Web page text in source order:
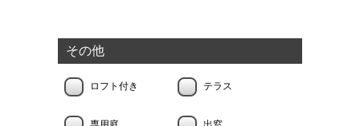
その他
ロフト付き テラス